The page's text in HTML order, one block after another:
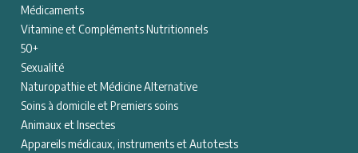
Médicaments
Vitamine et Compléments Nutritionnels
50+
Sexualité
Naturopathie et Médicine Alternative
Soins à domicile et Premiers soins
Animaux et Insectes
Appareils médicaux, instruments et Autotests